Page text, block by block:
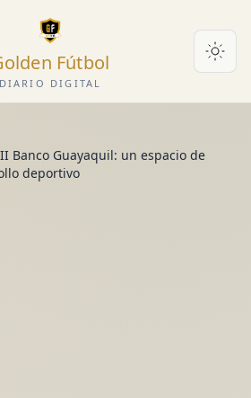
Fútbol
DIARIO DIGITAL
Banco Guayaquil: un espacio de
deportivo